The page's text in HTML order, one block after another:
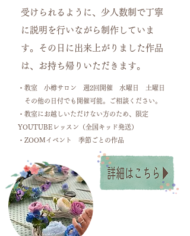
受けられるように、少人数制で丁寧
に説明を行いながら制作していま
す。その日に出来上がりました作品
は、お持ち帰りいただきます。
・教室 小樽サロン 週2回開催 水曜日 土曜日
​ その他の日付でも開催可能。ご相談ください。
・教室にお越しいただけない方のため、限定
YOUTUBEレッスン（全国キッド発送）
・ZOOMイベント 季節ごとの作品